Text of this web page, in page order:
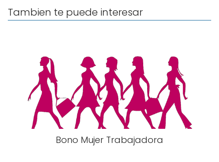
Tambien te puede interesar
Bono Mujer Trabajadora